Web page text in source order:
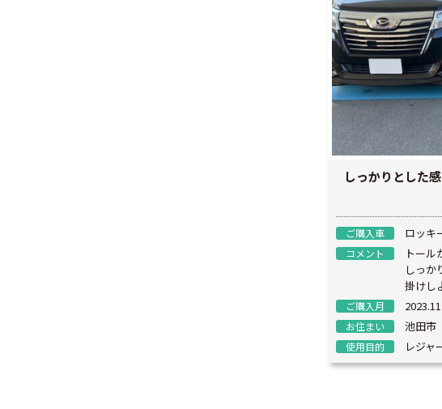
しっかりとした
ご購入車 ロッキ
コメント
トー
しっか
掛けし
ご購入月 2023.11
お住まい 池田市
使用目的 レジャ